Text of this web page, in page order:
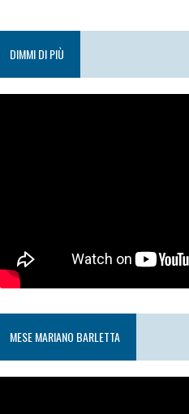
DIMMI DI PIÙ
MESE MARIANO BARLETTA